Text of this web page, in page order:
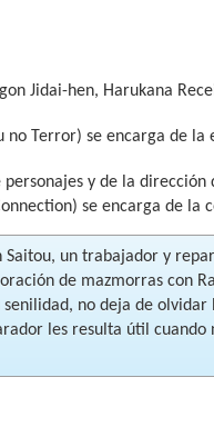
Jidai-hen, Harukana
no Terror) se encarga de
y de la dirección
se encarga de la
Saitou, un trabajador y
de mazmorras con
no deja de olvidar
les resulta útil